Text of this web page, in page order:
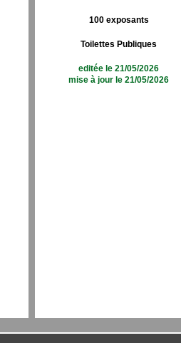
100 exposants
Toilettes Publiques
editée le 21/05/2026
mise à jour le 21/05/2026